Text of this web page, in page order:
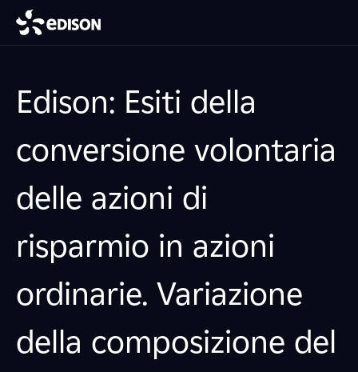
Edison: Esiti della
conversione volontaria
delle azioni di
risparmio in azioni
ordinarie. Variazione
della composizione del